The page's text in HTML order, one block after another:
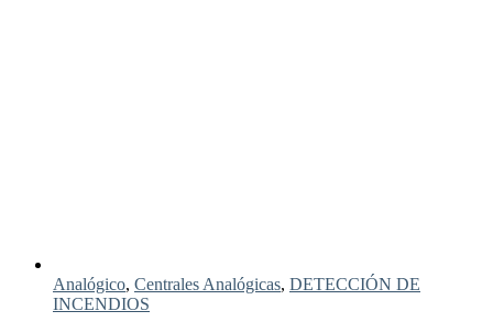
Analógico, Centrales Analógicas, DETECCIÓN DE
INCENDIOS